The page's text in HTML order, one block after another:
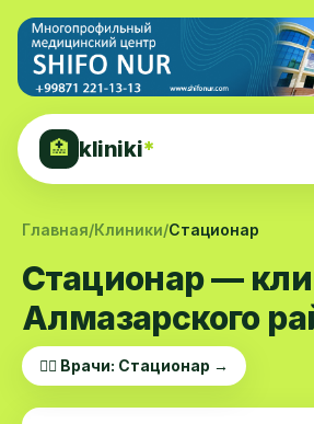
🏥 kliniki*
Главная/Клиники/Стационар
Стационар —
Алмазарского
👨‍⚕️ Врачи: Стационар →